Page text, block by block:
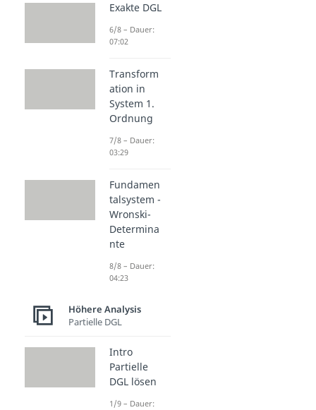
Exakte DGL
6/8 – Dauer:
07:02
Transform
ation in
System 1.
Ordnung
7/8 – Dauer:
03:29
Fundamen
talsystem -
Wronski-
Determina
nte
8/8 – Dauer:
04:23
Höhere Analysis
Partielle DGL
Intro
Partielle
DGL lösen
1/9 – Dauer: